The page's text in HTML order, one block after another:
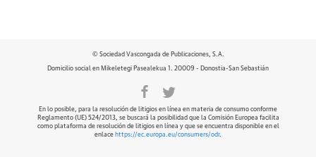
© Sociedad Vascongada de Publicaciones, S.A.
Domicilio social en Mikeletegi Pasealekua 1. 20009 - Donostia-San Sebastián
En lo posible, para la resolución de litigios en línea en materia de consumo conforme
Reglamento (UE) 524/2013, se buscará la posibilidad que la Comisión Europea facilita
como plataforma de resolución de litigios en línea y que se encuentra disponible en el
enlace https://ec.europa.eu/consumers/odr.